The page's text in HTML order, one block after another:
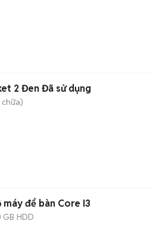
2 Đen Đã sử dụng
để bàn Core I3
GB HDD